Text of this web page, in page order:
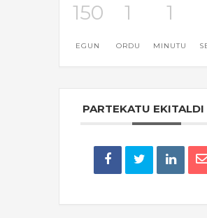
150
EGUN
1
ORDU
1
MINUTU
PARTEKATU EKITALDI